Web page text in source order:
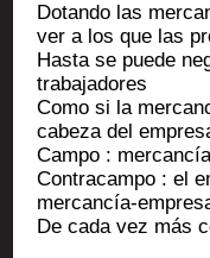
Dotan­do las
ver a los que las
Has­ta se puede
trabajadores
Como si la
cabe­za del
Cam­po :
Contra­cam­po : el
mercancía-
De cada vez más